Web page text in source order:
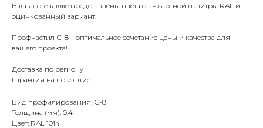
В каталоге также представлены цвета стандартной палитры RAL и
оцинкованный вариант.
Профнастил С-8 – оптимальное сочетание цены и качества для
вашего проекта!
Доставка по региону
Гарантия на покрытие
Вид профилирования: С-8
Толщина (мм): 0,4
Цвет: RAL 1014